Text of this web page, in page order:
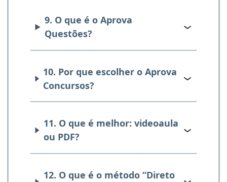
9. O que é o Aprova
Questões?
10. Por que escolher o Aprova
Concursos?
11. O que é melhor: videoaula
ou PDF?
12. O que é o método “Direto